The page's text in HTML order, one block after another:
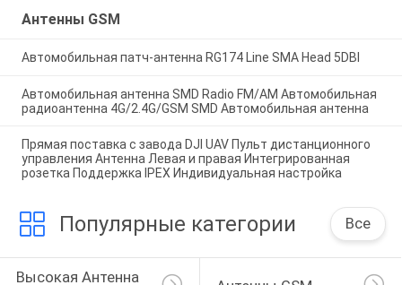
Антенны GSM
Автомобильная патч-антенна RG174 Line SMA Head 5DBI
Автомобильная антенна SMD Radio FM/AM Автомобильная
радиоантенна 4G/2.4G/GSM SMD Автомобильная антенна
Прямая поставка с завода DJI UAV Пульт дистанционного
управления Антенна Левая и правая Интегрированная
розетка Поддержка IPEX Индивидуальная настройка
Популярные категории Все
Высокая Антенна